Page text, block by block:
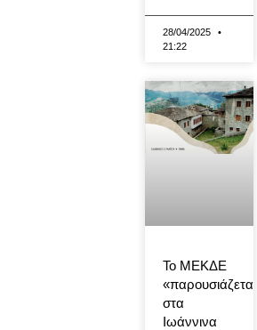
28/04/2025
21:22
Το ΜΕΚΔΕ
«παρουσιάζεται»
στα
Ιωάννινα